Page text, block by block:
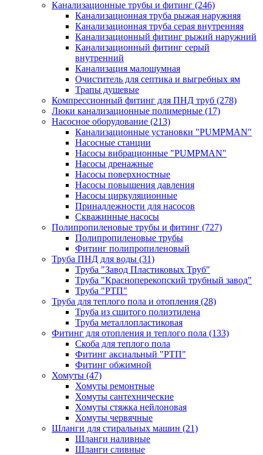
Канализационные трубы и фитинг (246)
Канализационная труба рыжая наружняя
Канализационная труба серая внутренняя
Канализационный фитинг рыжий наружний
Канализационный фитинг серый
внутренний
Канализация малошумная
Очиститель для септика и выгребных ям
Трапы душевые
Компрессионный фитинг для ПНД труб (278)
Люки канализационные полимерные (17)
Насосное оборудование (213)
Канализационные установки "PUMPMAN"
Насосные станции
Насосы вибрационные "PUMPMAN"
Насосы дренажные
Насосы поверхностные
Насосы повышения давления
Насосы циркуляционные
Принадлежности для насосов
Скважинные насосы
Полипропиленовые трубы и фитинг (727)
Полипропиленовые трубы
Фитинг полипропиленовый
Труба ПНД для воды (31)
Труба "Завод Пластиковых Труб"
Труба "Красноперекопский трубный завод"
Труба "РТП"
Труба для теплого пола и отопления (28)
Труба из сшитого полиэтилена
Труба металлопластиковая
Фитинг для отопления и теплого пола (133)
Скоба для теплого пола
Фитинг аксиальный "РТП"
Фитинг обжимной
Хомуты (47)
Хомуты ремонтные
Хомуты сантехнические
Хомуты стяжка нейлоновая
Хомуты червячные
Шланги для стиральных машин (21)
Шланги наливные
Шланги сливные